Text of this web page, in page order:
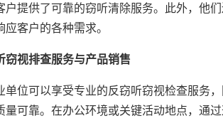
户提供了可靠的窃听清除服务。此外，他
应客户的各种需求。
窃视排查服务与产品销售
单位可以享受专业的反窃听窃视检查服务
量可靠。在办公环境或关键活动地点，通